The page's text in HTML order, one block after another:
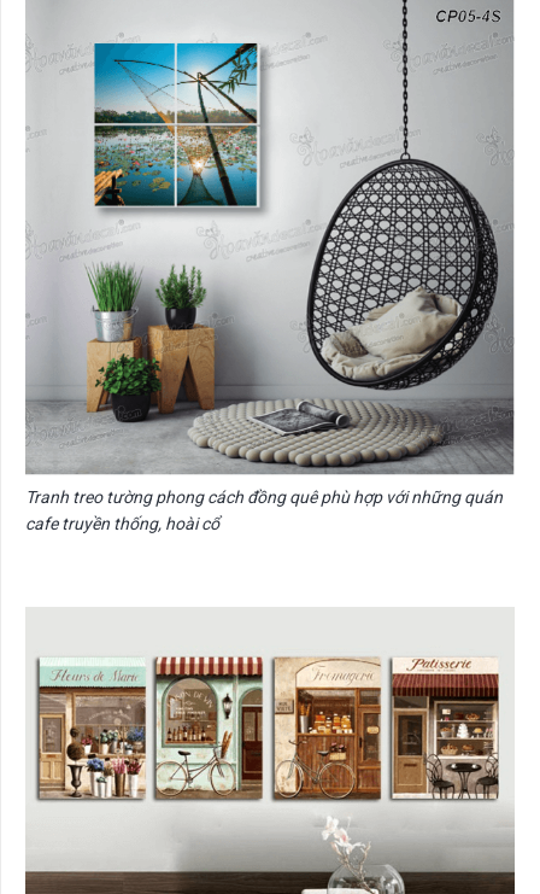
Tranh treo tường phong cách đồng quê phù hợp với những quán
cafe truyền thống, hoài cổ